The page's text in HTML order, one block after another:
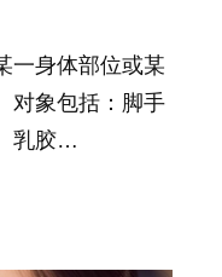
一身体部位或某
对象包括：脚手
乳胶…